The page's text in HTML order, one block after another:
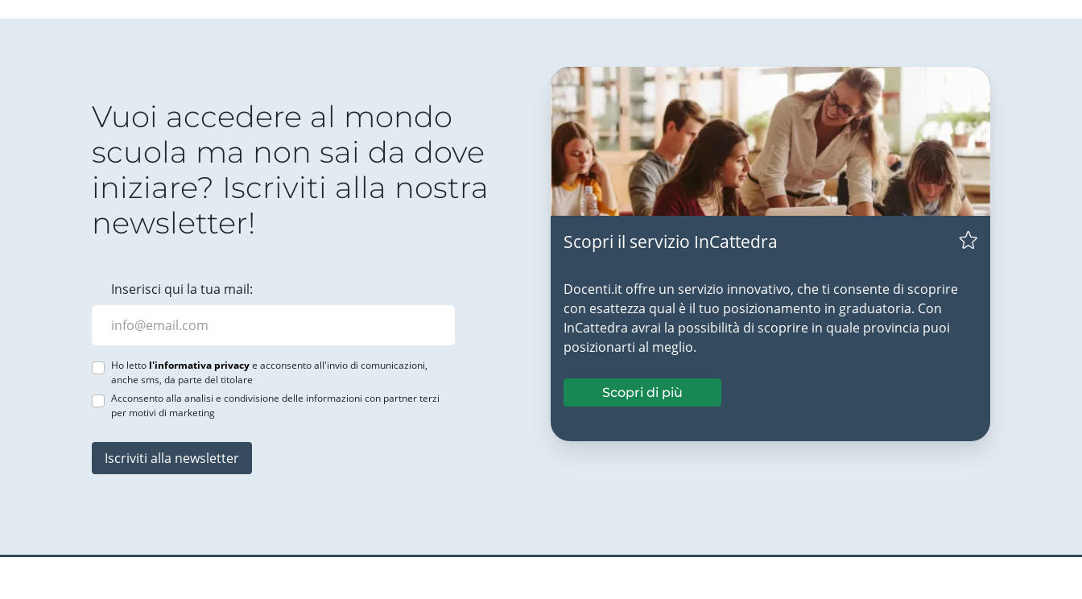
Vuoi accedere al mondo
scuola ma non sai da dove
iniziare? Iscriviti alla nostra
newsletter!
Inserisci qui la tua mail:
Ho letto l'informativa privacye acconsento all'invio di comunicazioni,
anche sms, da parte del titolare
Acconsento alla analisi e condivisione delle informazioni con partner terzi
per motivi di marketing
Iscriviti alla newsletter
Scopri il servizio InCattedra
Docenti.it offre un servizio innovativo, che ti consente di scoprire
con esattezza qual è il tuo posizionamento in graduatoria. Con
InCattedra avrai la possibilità di scoprire in quale provincia puoi
posizionarti al meglio.
Scopri di più